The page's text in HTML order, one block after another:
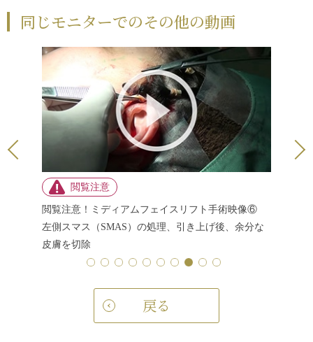
同じモニターでのその他の動画
閲覧注意！ミディアムフェイスリフト手術映像⑦
左側皮膚縫合（真皮縫合後の表縫い）
戻る